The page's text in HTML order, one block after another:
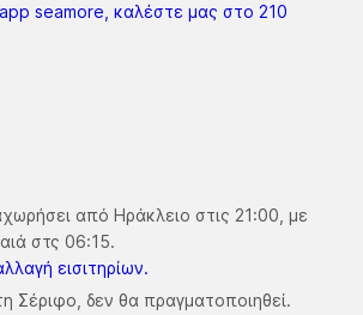
seamore, καλέστε μας στο 210
από Ηράκλειο στις 21:00, με
στς 06:15.
εισιτηρίων.
Σέριφο, δεν θα πραγματοποιηθεί.